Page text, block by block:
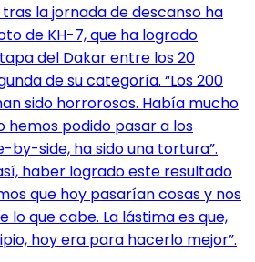
la jornada de descanso ha
de KH-7, que ha logrado
del Dakar entre los 20
de su categoría. “Los 200
sido horrorosos. Había mucho
hemos podido pasar a los
by-side, ha sido una tortura”.
haber logrado este resultado
que hoy pasarían cosas y nos
lo que cabe. La lástima es que,
hoy era para hacerlo mejor”.